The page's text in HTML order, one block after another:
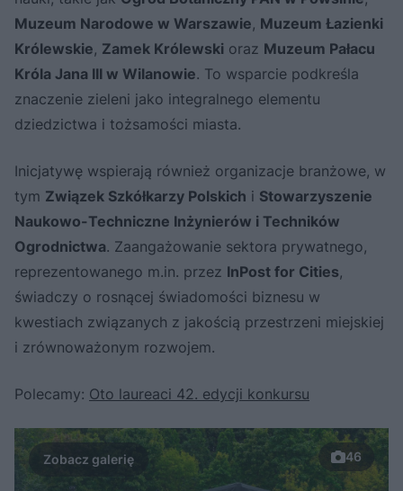
Muzeum Narodowe w Warszawie, Muzeum Łazienki
Królewskie, Zamek Królewski oraz Muzeum Pałacu
Króla Jana III w Wilanowie. To wsparcie podkreśla
znaczenie zieleni jako integralnego elementu
dziedzictwa i tożsamości miasta.
Inicjatywę wspierają również organizacje branżowe, w
tym Związek Szkółkarzy Polskich i Stowarzyszenie
Naukowo-Techniczne Inżynierów i Techników
Ogrodnictwa. Zaangażowanie sektora prywatnego,
reprezentowanego m.in. przez InPost for Cities,
świadczy o rosnącej świadomości biznesu w
kwestiach związanych z jakością przestrzeni miejskiej
i zrównoważonym rozwojem.
Polecamy: Oto laureaci 42. edycji konkursu
46